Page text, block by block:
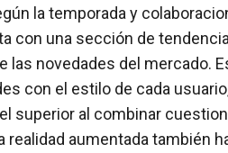
la temporada y
con una sección de
novedades del mercado.
con el estilo de cada
superior al combinar
aumentada también